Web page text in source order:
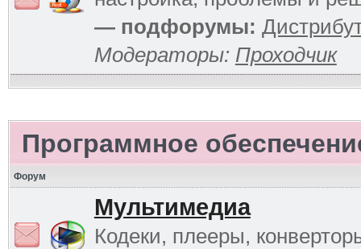
— подфорумы:
Модераторы: Проходчик
Программное
Форум
Мультимедиа
Кодеки, плееры,